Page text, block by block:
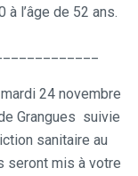
l’âge de 52 ans.
mardi 24 novembre
Grangues suivie
sanitaire au
seront mis à votre